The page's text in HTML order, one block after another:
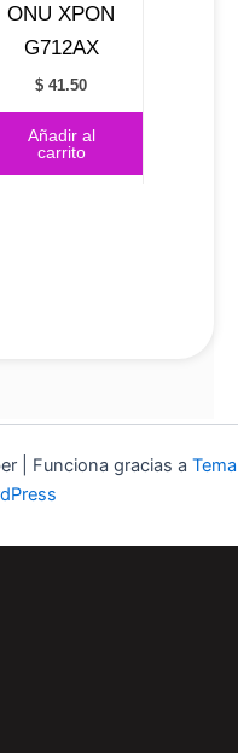
ONU XPON
G712AX
$ 41.50
Añadir al
carrito
| Funciona gracias a Tema